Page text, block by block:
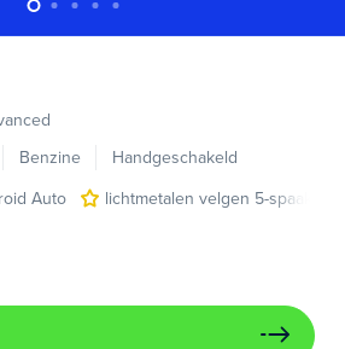
Benzine
Handgeschakeld
Auto
lichtmetalen velgen 5-spaaks